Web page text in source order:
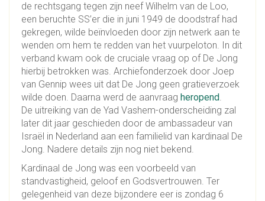
de rechtsgang tegen zijn neef Wilhelm van de Loo,
een beruchte SS’er die in juni 1949 de doodstraf had
gekregen, wilde beïnvloeden door zijn netwerk aan te
wenden om hem te redden van het vuurpeloton. In dit
verband kwam ook de cruciale vraag op of De Jong
hierbij betrokken was. Archiefonderzoek door Joep
van Gennip wees uit dat De Jong geen gratieverzoek
wilde doen. Daarna werd de aanvraag heropend.
De uitreiking van de Yad Vashem-onderscheiding zal
later dit jaar geschieden door de ambassadeur van
Israël in Nederland aan een familielid van kardinaal De
Jong. Nadere details zijn nog niet bekend.
Kardinaal de Jong was een voorbeeld van
standvastigheid, geloof en Godsvertrouwen. Ter
gelegenheid van deze bijzondere eer is zondag 6